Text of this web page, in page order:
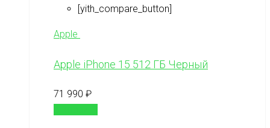
[yith_compare_button]
Apple
Apple iPhone 15 512 ГБ Черный
71 990 ₽